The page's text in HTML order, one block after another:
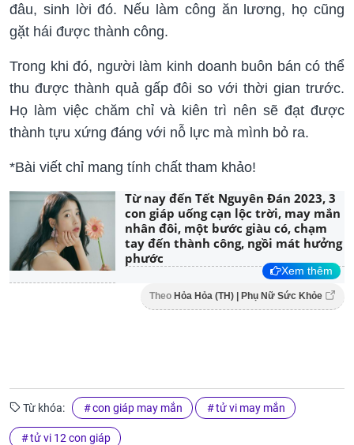
đâu, sinh lời đó. Nếu làm công ăn lương, họ cũng
gặt hái được thành công.
Trong khi đó, người làm kinh doanh buôn bán có thể
thu được thành quả gấp đôi so với thời gian trước.
Họ làm việc chăm chỉ và kiên trì nên sẽ đạt được
thành tựu xứng đáng với nỗ lực mà mình bỏ ra.
*Bài viết chỉ mang tính chất tham khảo!
Từ nay đến Tết Nguyên Đán 2023, 3
con giáp uống cạn lộc trời, may mắn
nhân đôi, một bước giàu có, chạm
tay đến thành công, ngồi mát hưởng
phước
Xem thêm
Theo Hỏa Hỏa (TH) | Phụ Nữ Sức Khỏe
Từ khóa: con giáp may mắn tử vi may mắn
tử vi 12 con giáp